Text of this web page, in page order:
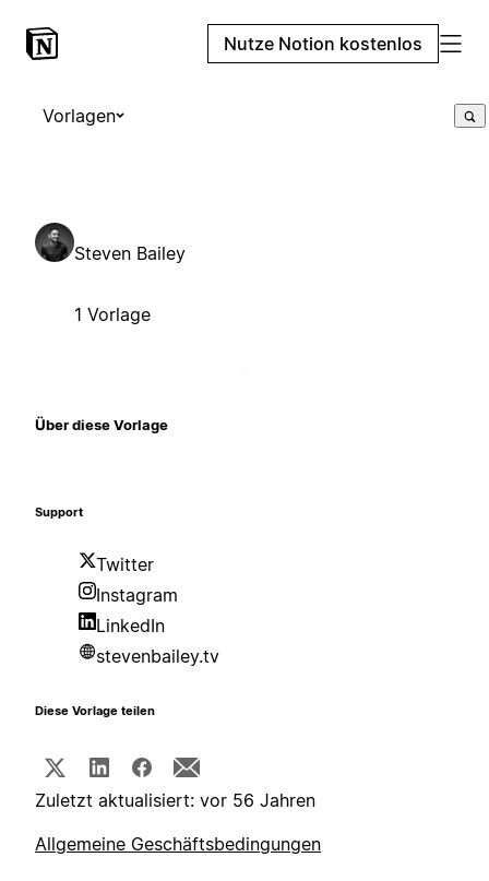
Nutze Notion kostenlos
Vorlagen
Steven Bailey
1 Vorlage
Über diese Vorlage
Support
Twitter
Instagram
LinkedIn
stevenbailey.tv
Diese Vorlage teilen
Zuletzt aktualisiert: vor 56 Jahren
Allgemeine Geschäftsbedingungen